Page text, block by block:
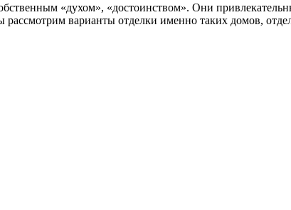
«духом», «достоинством». Они
варианты отделки именно таких домов,